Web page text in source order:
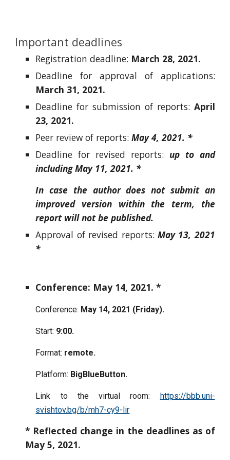
Important deadlines
Registration deadline: March 28, 2021.
Deadline for approval of applications:
March 31, 2021.
Deadline for submission of reports: April
23, 2021.
Peer review of reports:May 4, 2021. *
Deadline for revised reports: up to and
including May 11, 2021. *
In case the author does not submit an
improved version within the term, the
report will not be published.
Approval of revised reports: May 13, 2021
*
Conference: May 14, 2021. *
Conference: May 14, 2021 (Friday).
Start: 9:00.
Format: remote.
Platform: BigBlueButton.
Link to the virtual room: https://bbb.uni-
svishtov.bg/b/mh7-cy9-lir
* Reflected change in the deadlines as of
May 5, 2021.